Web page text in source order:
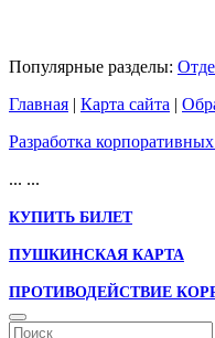
Популярные разделы:
Главная | Карта сайта |
Разработка
... ...
КУПИТЬ БИЛЕТ
ПУШКИНСКАЯ КАРТА
ПРОТИВОДЕЙСТВИЕ